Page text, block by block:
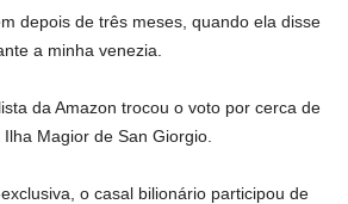
depois de três meses, quando ela disse
a minha venezia.
da Amazon trocou o voto por cerca de
Magior de San Giorgio.
o casal bilionário participou de